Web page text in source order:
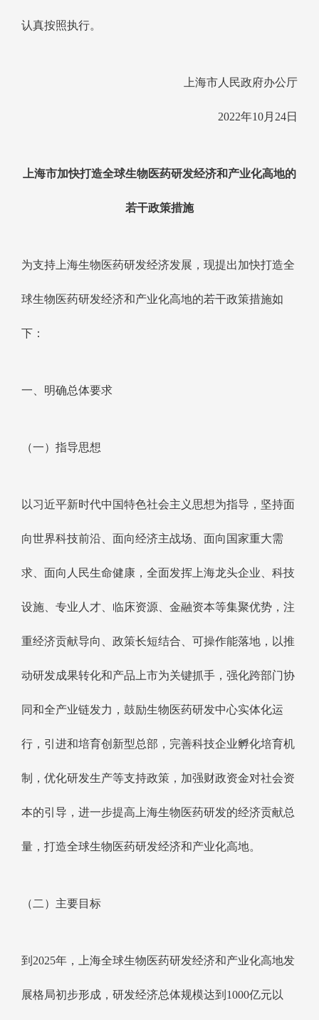
认真按照执行。
上海市人民政府办公厅
2022年10月24日
上海市加快打造全球生物医药研发经济和产业化高地的
若干政策措施
为支持上海生物医药研发经济发展，现提出加快打造全
球生物医药研发经济和产业化高地的若干政策措施如
下：
一、明确总体要求
（一）指导思想
以习近平新时代中国特色社会主义思想为指导，坚持面
向世界科技前沿、面向经济主战场、面向国家重大需
求、面向人民生命健康，全面发挥上海龙头企业、科技
设施、专业人才、临床资源、金融资本等集聚优势，注
重经济贡献导向、政策长短结合、可操作能落地，以推
动研发成果转化和产品上市为关键抓手，强化跨部门协
同和全产业链发力，鼓励生物医药研发中心实体化运
行，引进和培育创新型总部，完善科技企业孵化培育机
制，优化研发生产等支持政策，加强财政资金对社会资
本的引导，进一步提高上海生物医药研发的经济贡献总
量，打造全球生物医药研发经济和产业化高地。
（二）主要目标
到2025年，上海全球生物医药研发经济和产业化高地发
展格局初步形成，研发经济总体规模达到1000亿元以